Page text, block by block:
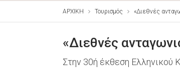
ΑΡΧΙΚΗ Τουρισμός «Διεθνές
«Διεθνές
Στην 30ή έκθεση Ελληνικού